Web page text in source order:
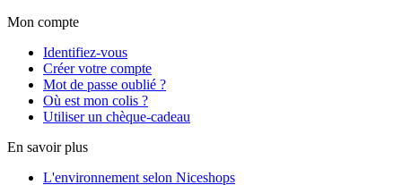
Mon compte
Identifiez-vous
Créer votre compte
Mot de passe oublié ?
Où est mon colis ?
Utiliser un chèque-cadeau
En savoir plus
L'environnement selon Niceshops